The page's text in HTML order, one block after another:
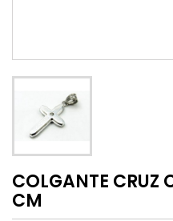
COLGANTE CRUZ
CM